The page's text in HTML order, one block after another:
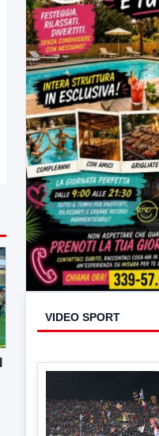
VIDEO SPORT